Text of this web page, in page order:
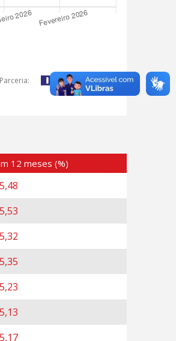
Parceria:
12 meses (%)
5,48
5,53
5,32
5,35
5,23
5,13
5,17